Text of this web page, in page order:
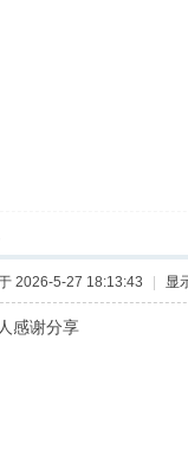
2026-5-27 18:13:43 显
感谢分享